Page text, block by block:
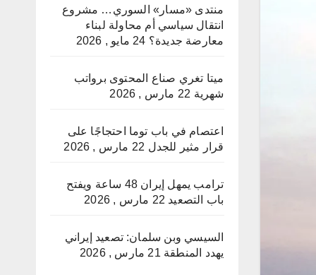
منتدى «مسار» السوري… مشروع
انتقال سياسي أم محاولة لبناء
معارضة جديدة؟ 24 مايو , 2026
ميتا تغري صناع المحتوى برواتب
شهرية 22 مارس , 2026
اعتصام في باب توما احتجاجًا على
قرار مثير للجدل 22 مارس , 2026
ترامب يمهل إيران 48 ساعة ويفتح
باب التصعيد 22 مارس , 2026
السيسي وبن سلمان: تصعيد إيراني
يهدد المنطقة 21 مارس , 2026